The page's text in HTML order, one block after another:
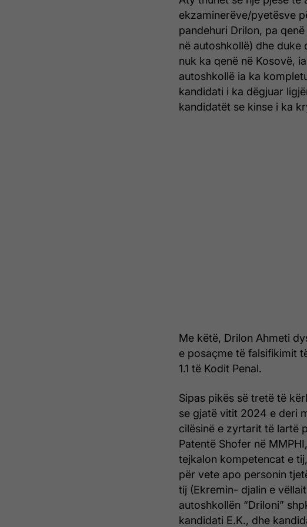
ekzaminerëve/pyetësve
pandehuri Drilon, pa
në autoshkollë) dhe duke
nuk ka qenë në Kosovë,
autoshkollë ia ka
kandidati i ka dëgjuar
kandidatët se kinse i ka
Me këtë, Drilon Ahmeti
e posaçme të falsifikimit
1.1 të Kodit Penal.
Sipas pikës së tretë të
se gjatë vitit 2024 e deri
cilësinë e zyrtarit të lartë
Patentë Shofer në
tejkalon kompetencat e
për vete apo personin
tij (Ekremin- djalin e
autoshkollën “Driloni”
kandidati E.K., dhe